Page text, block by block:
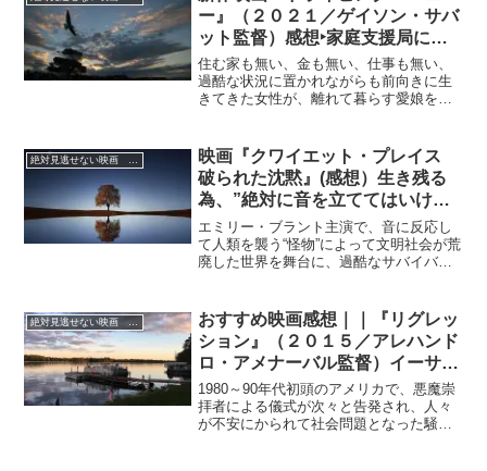
ー』（２０２１／ゲイソン・サバ
ット監督）感想‣家庭支援局に立
てこもり!?一転、まさかの特殊部
隊が出動する緊迫した状況に！
住む家も無い、金も無い、仕事も無い、
過酷な状況に置かれながらも前向きに生
きてきた女性が、離れて暮らす愛娘を取
映画『クワイエット・プレイス
破られた沈黙』(感想）生き残る
為、”絶対に音を立ててはいけな
い”というルールの中で生きる親
子を描く！
エミリー・ブラント主演で、音に反応し
て人類を襲う“怪物”によって文明社会が荒
廃した世界を舞台に、過酷なサバイバル
ラー「クワイエット・プレイス」の続
編。
絶対見逃せない映画 おすすめ
おすすめ映画感想｜｜『リグレッ
ション』（２０１５／アレハンド
ロ・アメナーバル監督）イーサ
ン・ホーク、エマ・ワトソン共演
の実話に基づくホラーサスペンス
1980～90年代初頭のアメリカで、悪魔崇
拝者による儀式が次々と告発され、人々
が不安にかられて社会問題となった騒動